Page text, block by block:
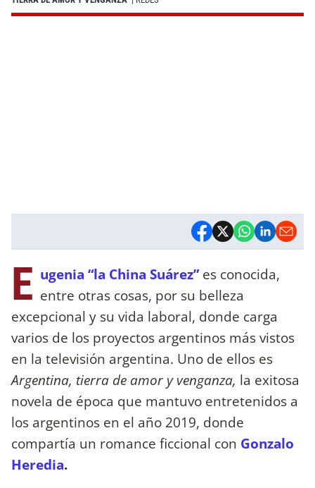
E ugenia “la China Suárez”es conocida,
entre otras cosas, por su belleza
excepcional y su vida laboral, donde carga
varios de los proyectos argentinos más vistos
en la televisión argentina. Uno de ellos es
Argentina, tierra de amor y venganza, la exitosa
novela de época que mantuvo entretenidos a
los argentinos en el año 2019, donde
compartía un romance ficcional con Gonzalo
Heredia.